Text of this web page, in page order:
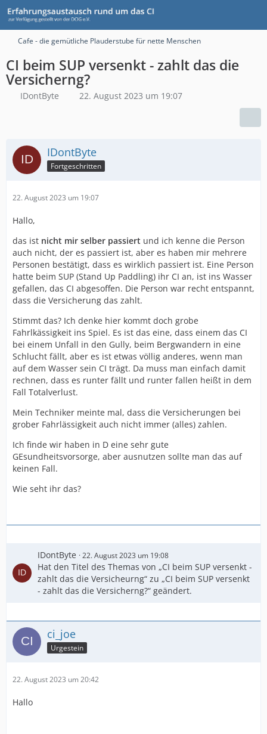
Cafe - die gemütliche Plauderstube für nette Menschen
CI beim SUP versenkt - zahlt das die
Versicherng?
IDontByte 22. August 2023 um 19:07
IDontByte
Fortgeschritten
22. August 2023 um 19:07
Hallo,
das ist nicht mir selber passiert und ich kenne die Person
auch nicht, der es passiert ist, aber es haben mir mehrere
Personen bestätigt, dass es wirklich passiert ist. Eine Person
hatte beim SUP (Stand Up Paddling) ihr CI an, ist ins Wasser
gefallen, das CI abgesoffen. Die Person war recht entspannt,
dass die Versicherung das zahlt.
Stimmt das? Ich denke hier kommt doch grobe
Fahrlkässigkeit ins Spiel. Es ist das eine, dass einem das CI
bei einem Unfall in den Gully, beim Bergwandern in eine
Schlucht fällt, aber es ist etwas völlig anderes, wenn man
auf dem Wasser sein CI trägt. Da muss man einfach damit
rechnen, dass es runter fällt und runter fallen heißt in dem
Fall Totalverlust.
Mein Techniker meinte mal, dass die Versicherungen bei
grober Fahrlässigkeit auch nicht immer (alles) zahlen.
Ich finde wir haben in D eine sehr gute
GEsundheitsvorsorge, aber ausnutzen sollte man das auf
keinen Fall.
Wie seht ihr das?
IDontByte 22. August 2023 um 19:08
Hat den Titel des Themas von „CI beim SUP versenkt -
zahlt das die Versicheurng“ zu „CI beim SUP versenkt
- zahlt das die Versicherng?“ geändert.
ci_joe
Urgestein
22. August 2023 um 20:42
Hallo